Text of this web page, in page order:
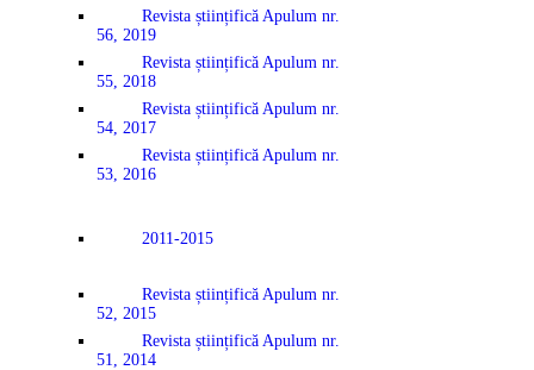
Revista științifică Apulum nr.
56, 2019
Revista științifică Apulum nr.
55, 2018
Revista științifică Apulum nr.
54, 2017
Revista științifică Apulum nr.
53, 2016
2011-2015
Revista științifică Apulum nr.
52, 2015
Revista științifică Apulum nr.
51, 2014